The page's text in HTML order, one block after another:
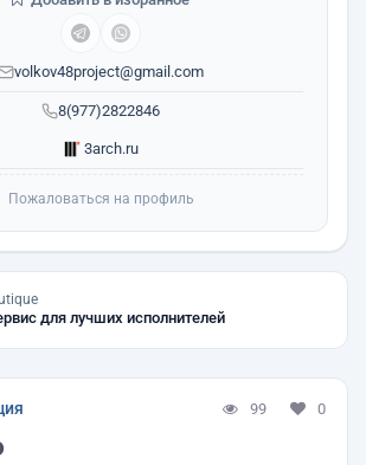
8(977)2822846
volkov48project@gmail.com
3arch.ru
Пожаловаться на профиль
для лучших исполнителей
99 0